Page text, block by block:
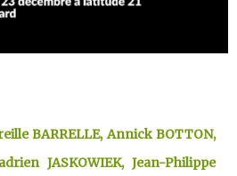
BARRELLE, Annick BOTTON,
JASKOWIEK, Jean-Philippe